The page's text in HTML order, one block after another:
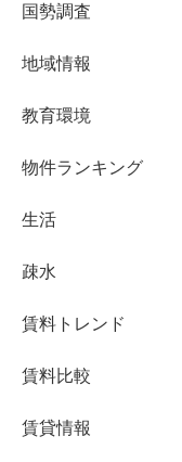
国勢調査
地域情報
教育環境
物件ランキング
生活
疎水
賃料トレンド
賃料比較
賃貸情報